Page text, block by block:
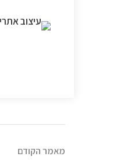
מאמר הקודם